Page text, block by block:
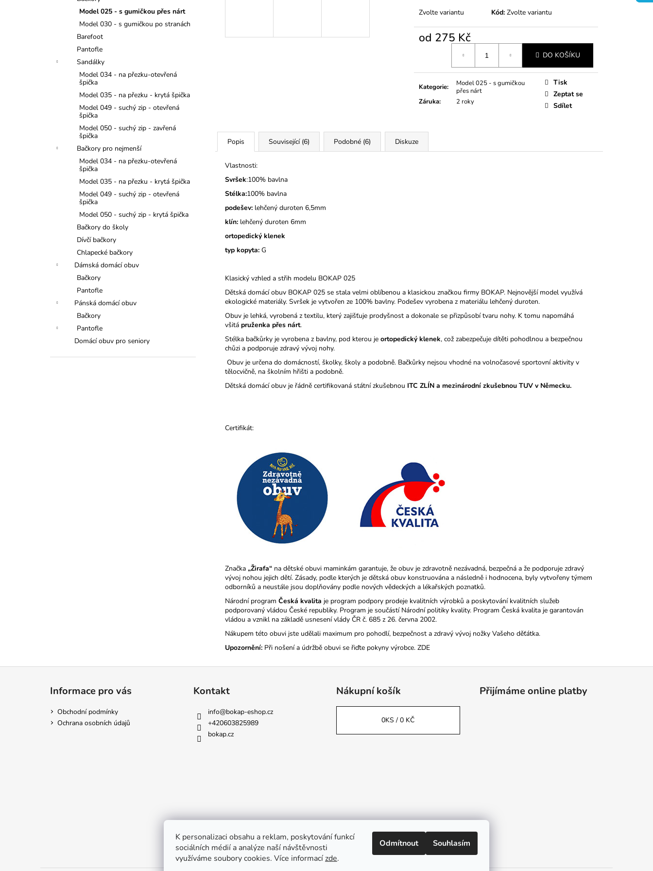
K personalizaci obsahu a reklam, poskytování funkcí
sociálních médií a analýze naší návštěvnosti
využíváme soubory cookies. Více informacízde.
Odmítnout Souhlasím
Model 025 - s gumičkou přes nárt
Model 030 - s gumičkou po stranách
Barefoot
Pantofle
Sandálky
Model 034 - na přezku-otevřená
špička
Model 035 - na přezku - krytá špička
Model 049 - suchý zip - otevřená
špička
Model 050 - suchý zip - zavřená
špička
Bačkory pro nejmenší
Model 034 - na přezku-otevřená
špička
Model 035 - na přezku - krytá špička
Model 049 - suchý zip - otevřená
špička
Model 050 - suchý zip - krytá špička
Bačkory do školy
Dívčí bačkory
Chlapecké bačkory
Dámská domácí obuv
Bačkory
Pantofle
Pánská domácí obuv
Bačkory
Pantofle
Domácí obuv pro seniory
Zvolte variantu Kód: Zvolte variantu
od 275 Kč
DO KOŠÍKU
Kategorie:
Model 025 - s gumičkou
přes nárt
Záruka: 2 roky
Tisk
Zeptat se
Sdílet
Popis Související (6) Podobné (6) Diskuze
Vlastnosti:
Svršek:100% bavlna
Stélka:100% bavlna
podešev: lehčený duroten 6,5mm
klín: lehčený duroten 6mm
ortopedický klenek
typ kopyta: G
Klasický vzhled a střih modelu BOKAP 025
Dětská domácí obuv BOKAP 025 se stala velmi oblíbenou a klasickou značkou firmy BOKAP. Nejnovější model využívá
ekologické materiály. Svršek je vytvořen ze 100% bavlny. Podešev vyrobena z materiálu lehčený duroten.
Obuv je lehká, vyrobená z textilu, který zajišťuje prodyšnost a dokonale se přizpůsobí tvaru nohy. K tomu napomáhá
všitá pruženka přes nárt.
Stélka bačkůrky je vyrobena z bavlny, pod kterou je ortopedický klenek, což zabezpečuje dítěti pohodlnou a bezpečnou
chůzi a podporuje zdravý vývoj nohy.
Obuv je určena do domácností, školky, školy a podobně. Bačkůrky nejsou vhodné na volnočasové sportovní aktivity v
tělocvičně, na školním hřišti a podobně.
Dětská domácí obuv je řádně certifikovaná státní zkušebnou ITC ZLÍN a mezinárodní zkušebnou TUV v Německu.
Certifikát:
Značka „Žirafa“ na dětské obuvi maminkám garantuje, že obuv je zdravotně nezávadná, bezpečná a že podporuje zdravý
vývoj nohou jejich dětí. Zásady, podle kterých je dětská obuv konstruována a následně i hodnocena, byly vytvořeny týmem
odborníků a neustále jsou doplňovány podle nových vědeckých a lékařských poznatků.
Národní program Česká kvalita je program podpory prodeje kvalitních výrobků a poskytování kvalitních služeb
podporovaný vládou České republiky. Program je součástí Národní politiky kvality. Program Česká kvalita je garantován
vládou a vznikl na základě usnesení vlády ČR č. 685 z 26. června 2002.
Nákupem této obuvi jste udělali maximum pro pohodlí, bezpečnost a zdravý vývoj nožky Vašeho děťátka.
Upozornění: Při nošení a údržbě obuvi se řiďte pokyny výrobce. ZDE
Informace pro vás
Obchodní podmínky
Ochrana osobních údajů
Kontakt
info@bokap-eshop.cz
+420603825989
bokap.cz
Nákupní košík
0KS /0 KČ
Přijímáme online platby
Napsali o nás